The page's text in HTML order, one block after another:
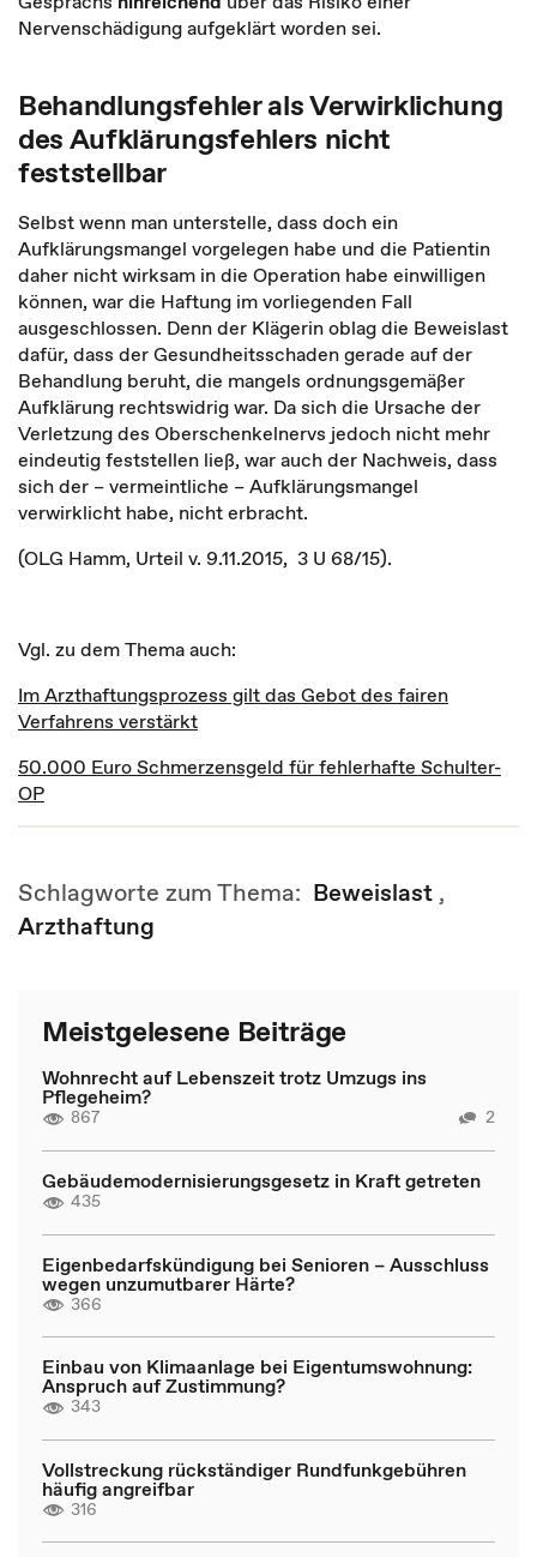
Nervenschädigung aufgeklärt worden sei.
Behandlungsfehler als Verwirklichung
des Aufklärungsfehlers nicht
feststellbar
Selbst wenn man unterstelle, dass doch ein
Aufklärungsmangel vorgelegen habe und die Patientin
daher nicht wirksam in die Operation habe einwilligen
können, war die Haftung im vorliegenden Fall
ausgeschlossen. Denn der Klägerin oblag die Beweislast
dafür, dass der Gesundheitsschaden gerade auf der
Behandlung beruht, die mangels ordnungsgemäßer
Aufklärung rechtswidrig war. Da sich die Ursache der
Verletzung des Oberschenkelnervs jedoch nicht mehr
eindeutig feststellen ließ, war auch der Nachweis, dass
sich der – vermeintliche – Aufklärungsmangel
verwirklicht habe, nicht erbracht.
(OLG Hamm, Urteil v. 9.11.2015, 3 U 68/15).
Vgl. zu dem Thema auch:
Im Arzthaftungsprozess gilt das Gebot des fairen
Verfahrens verstärkt
50.000 Euro Schmerzensgeld für fehlerhafte Schulter-
OP
Schlagworte zum Thema: Beweislast ,
Arzthaftung
Meistgelesene Beiträge
Wohnrecht auf Lebenszeit trotz Umzugs ins
Pflegeheim?
867 2
Gebäudemodernisierungsgesetz in Kraft getreten
435
Eigenbedarfskündigung bei Senioren – Ausschluss
wegen unzumutbarer Härte?
366
Einbau von Klimaanlage bei Eigentumswohnung:
Anspruch auf Zustimmung?
343
Vollstreckung rückständiger Rundfunkgebühren
häufig angreifbar
316